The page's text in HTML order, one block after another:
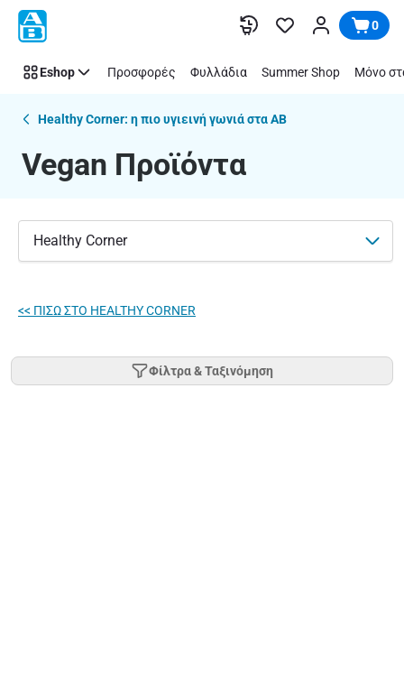
Παράλειψη
Vegan
Προϊόντα
0
Eshop Προσφορές Φυλλάδια Summer Shop Μόνο
Healthy Corner: η πιο υγιεινή γωνιά στα ΑΒ
Vegan Προϊόντα
Healthy Corner
<< ΠΙΣΩ ΣΤO HEALTHY CORNER
Φίλτρα & Ταξινόμηση